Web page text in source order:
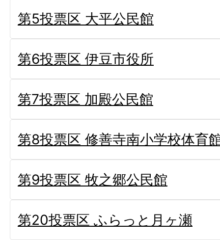
第5投票区 大平公民館
第6投票区 伊豆市役所
第7投票区 加殿公民館
第8投票区 修善寺南小学校体育
第9投票区 牧之郷公民館
第20投票区 ふらっと月ヶ瀬